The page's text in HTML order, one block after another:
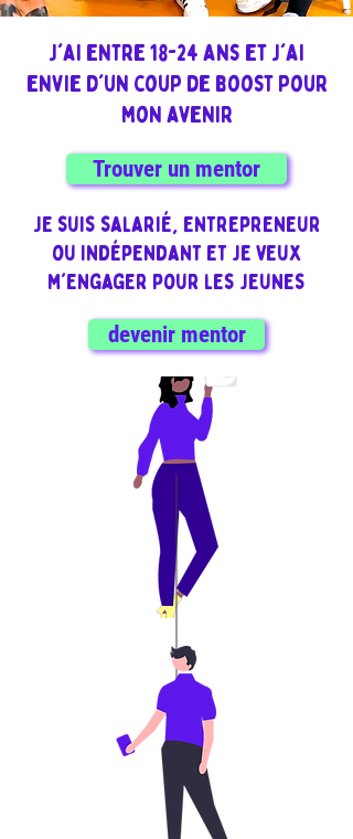
J'ai entre 18-24 ans et j'ai
envie d'un coup de boost pour
mon avenir
Trouver un mentor
Je suis salarié, entrepreneur
ou indépendant et je veux
m'engager pour les jeunes
devenir mentor